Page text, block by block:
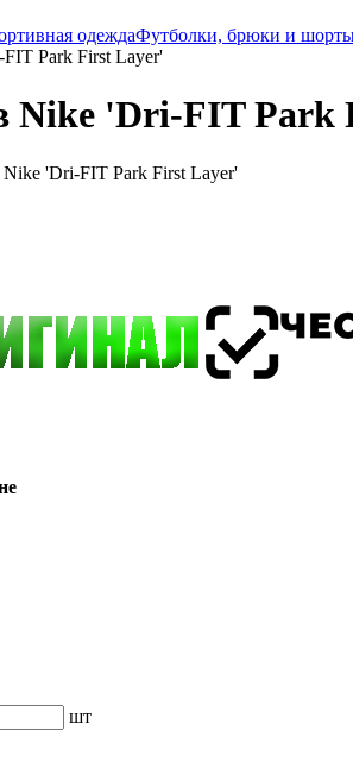
одеждаФутболки, брюки и
Park First Layer'
Nike 'Dri-FIT Park
'Dri-FIT Park First Layer'
шт